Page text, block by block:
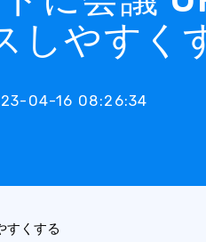
しやすく
04-16 08:26:34
すくする